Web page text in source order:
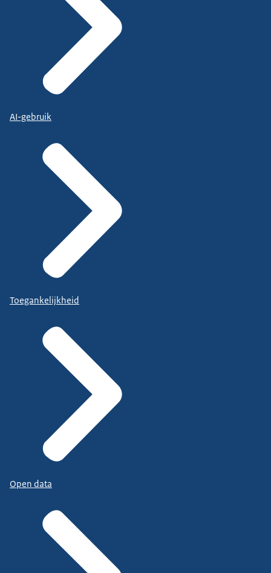
AI-gebruik
Toegankelijkheid
Open data